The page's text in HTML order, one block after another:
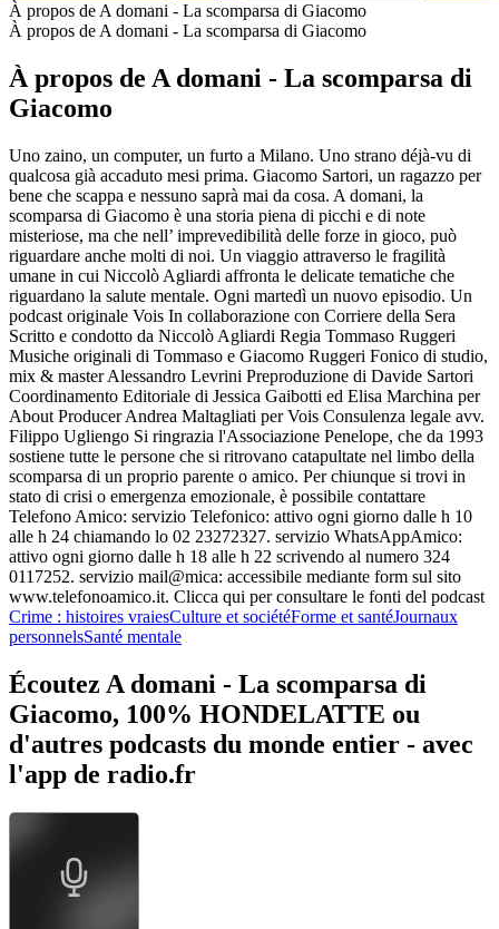
À propos de A domani - La scomparsa di Giacomo
À propos de A domani - La scomparsa di Giacomo
À propos de A domani - La scomparsa di
Giacomo
Uno zaino, un computer, un furto a Milano. Uno strano déjà-vu di
qualcosa già accaduto mesi prima. Giacomo Sartori, un ragazzo per
bene che scappa e nessuno saprà mai da cosa. A domani, la
scomparsa di Giacomo è una storia piena di picchi e di note
misteriose, ma che nell’ imprevedibilità delle forze in gioco, può
riguardare anche molti di noi. Un viaggio attraverso le fragilità
umane in cui Niccolò Agliardi affronta le delicate tematiche che
riguardano la salute mentale. Ogni martedì un nuovo episodio. Un
podcast originale Vois In collaborazione con Corriere della Sera
Scritto e condotto da Niccolò Agliardi Regia Tommaso Ruggeri
Musiche originali di Tommaso e Giacomo Ruggeri Fonico di studio,
mix & master Alessandro Levrini Preproduzione di Davide Sartori
Coordinamento Editoriale di Jessica Gaibotti ed Elisa Marchina per
About Producer Andrea Maltagliati per Vois Consulenza legale avv.
Filippo Ugliengo Si ringrazia l'Associazione Penelope, che da 1993
sostiene tutte le persone che si ritrovano catapultate nel limbo della
scomparsa di un proprio parente o amico. Per chiunque si trovi in
stato di crisi o emergenza emozionale, è possibile contattare
Telefono Amico: servizio Telefonico: attivo ogni giorno dalle h 10
alle h 24 chiamando lo 02 23272327. servizio WhatsAppAmico:
attivo ogni giorno dalle h 18 alle h 22 scrivendo al numero 324
0117252. servizio mail@mica: accessibile mediante form sul sito
www.telefonoamico.it. Clicca qui per consultare le fonti del podcast
Crime : histoires vraiesCulture et sociétéForme et santéJournaux
personnelsSanté mentale
Écoutez A domani - La scomparsa di
Giacomo, 100% HONDELATTE ou
d'autres podcasts du monde entier - avec
l'app de radio.fr